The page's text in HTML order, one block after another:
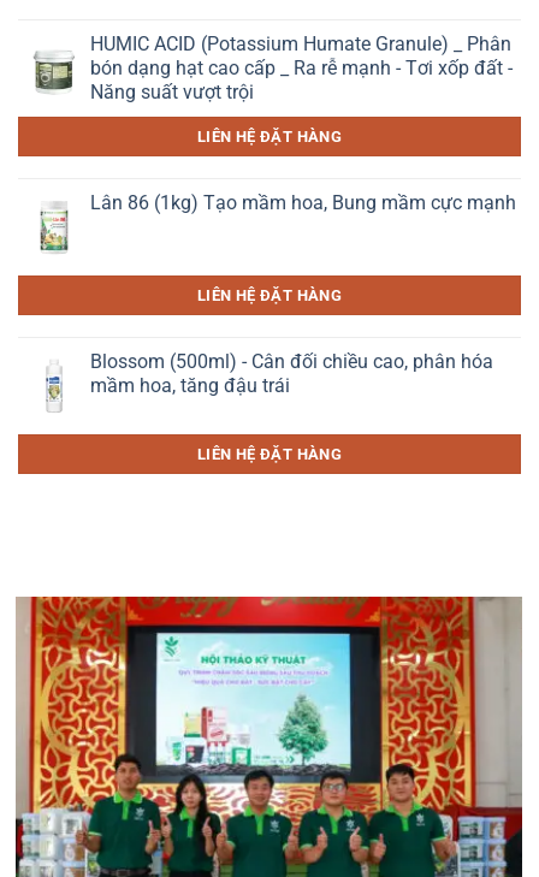
HUMIC ACID (Potassium Humate Granule) _ Phân
bón dạng hạt cao cấp _ Ra rễ mạnh - Tơi xốp đất -
Năng suất vượt trội
LIÊN HỆ ĐẶT HÀNG
Lân 86 (1kg) Tạo mầm hoa, Bung mầm cực mạnh
LIÊN HỆ ĐẶT HÀNG
Blossom (500ml) - Cân đối chiều cao, phân hóa
mầm hoa, tăng đậu trái
LIÊN HỆ ĐẶT HÀNG